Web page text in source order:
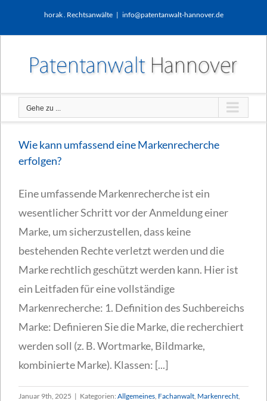
horak . Rechtsanwälte | info@patentanwalt-hannover.de
Gehe zu ...
Wie kann umfassend eine Markenrecherche
erfolgen?
Eine umfassende Markenrecherche ist ein
wesentlicher Schritt vor der Anmeldung einer
Marke, um sicherzustellen, dass keine
bestehenden Rechte verletzt werden und die
Marke rechtlich geschützt werden kann. Hier ist
ein Leitfaden für eine vollständige
Markenrecherche: 1. Definition des Suchbereichs
Marke: Definieren Sie die Marke, die recherchiert
werden soll (z. B. Wortmarke, Bildmarke,
kombinierte Marke). Klassen: [...]
Januar 9th, 2025 | Kategorien: Allgemeines Fachanwalt Markenrecht